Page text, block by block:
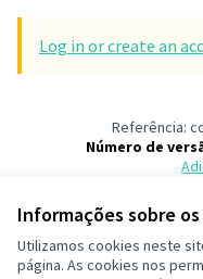
Informações sobre
Utilizamos cookies neste
página. As cookies nos
Log in or create an
Referência:
Número de
Termos de serviço
Configurações de cookies
Decide Contagem no